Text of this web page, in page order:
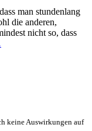
man stundenlang
die anderen,
nicht so, dass
keine Auswirkungen auf